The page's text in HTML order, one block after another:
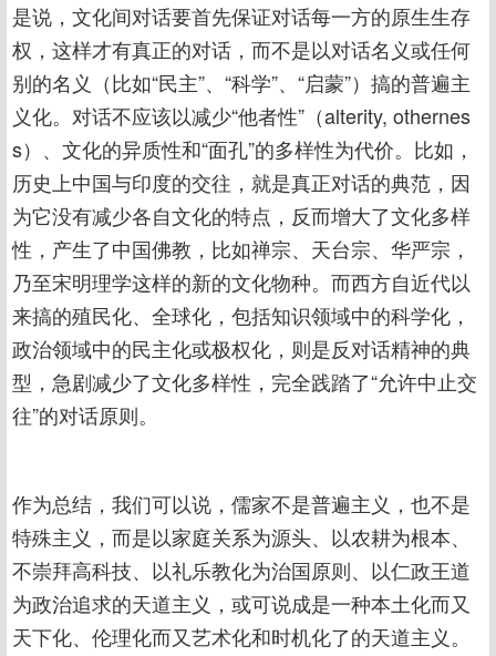
是说，文化间对话要首先保证对话每一方的原生生存
权，这样才有真正的对话，而不是以对话名义或任何
别的名义（比如“民主”、“科学”、“启蒙”）搞的普遍主
义化。对话不应该以减少“他者性”（alterity, othernes
s）、文化的异质性和“面孔”的多样性为代价。比如，
历史上中国与印度的交往，就是真正对话的典范，因
为它没有减少各自文化的特点，反而增大了文化多样
性，产生了中国佛教，比如禅宗、天台宗、华严宗，
乃至宋明理学这样的新的文化物种。而西方自近代以
来搞的殖民化、全球化，包括知识领域中的科学化，
政治领域中的民主化或极权化，则是反对话精神的典
型，急剧减少了文化多样性，完全践踏了“允许中止交
往”的对话原则。
作为总结，我们可以说，儒家不是普遍主义，也不是
特殊主义，而是以家庭关系为源头、以农耕为根本、
不崇拜高科技、以礼乐教化为治国原则、以仁政王道
为政治追求的天道主义，或可说成是一种本土化而又
天下化、伦理化而又艺术化和时机化了的天道主义。